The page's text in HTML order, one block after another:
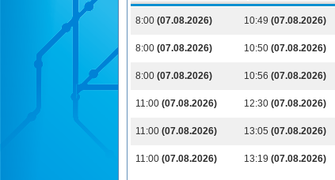
8:00 (07.08.2026) 10:49 (07.08.2026)
8:00 (07.08.2026) 10:50 (07.08.2026)
8:00 (07.08.2026) 10:56 (07.08.2026)
11:00 (07.08.2026) 12:30 (07.08.2026)
11:00 (07.08.2026) 13:05 (07.08.2026)
11:00 (07.08.2026) 13:19 (07.08.2026)